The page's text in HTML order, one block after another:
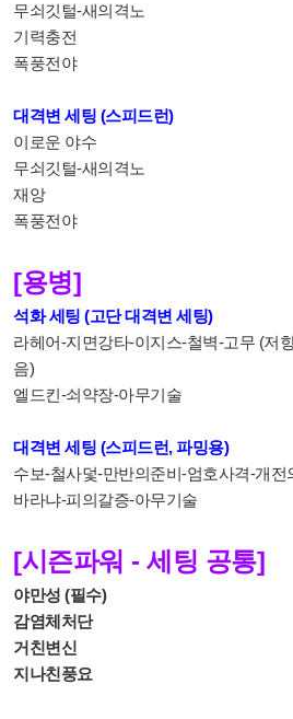
무쇠깃털-새의격노
기력충전
폭풍전야
대격변 세팅 (스피드런)
이로운 야수
무쇠깃털-새의격노
재앙
폭풍전야
[용병]
석화 세팅 (고단 대격변 세팅)
라헤어-지면강타-이지스-철벽-고무 (저
음)
엘드킨-쇠약장-아무기술
대격변 세팅 (스피드런, 파밍용)
수보-철사덫-만반의준비-엄호사격-개전
바라냐-피의갈증-아무기술
[시즌파워 - 세팅 공통]
야만성 (필수)
감염체처단
거친변신
지나친풍요